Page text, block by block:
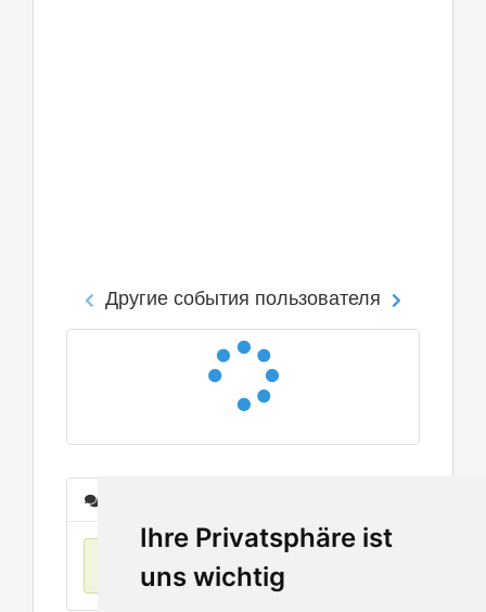
Ihre Privatsphäre ist
uns wichtig
Другие события пользователя